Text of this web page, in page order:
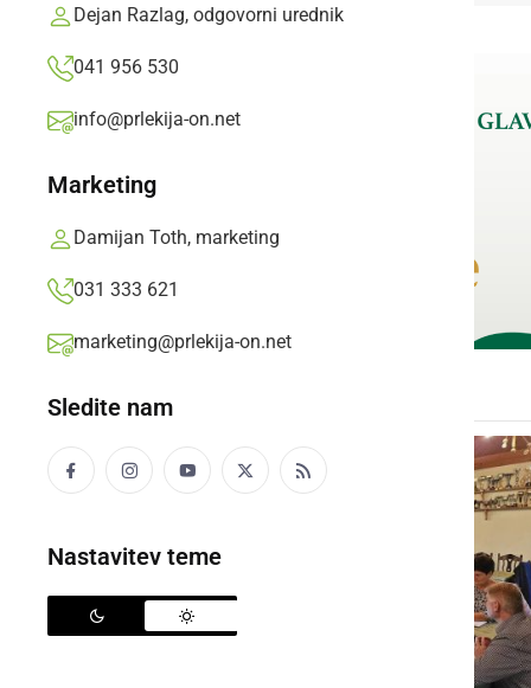
Dejan Razlag, odgovorni urednik
041 956 530
info@prlekija-on.net
Marketing
Damijan Toth, marketing
031 333 621
marketing@prlekija-on.net
Sledite nam
Nastavitev teme